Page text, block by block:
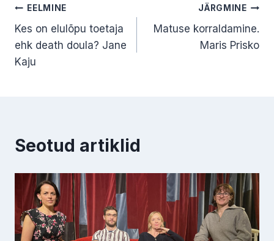
Navigeerimine
EELMINE
Kes on elulõpu toetaja
ehk death doula? Jane
Kaju
JÄRGMINE
Matuse korraldamine.
Maris Prisko
Seotud artiklid